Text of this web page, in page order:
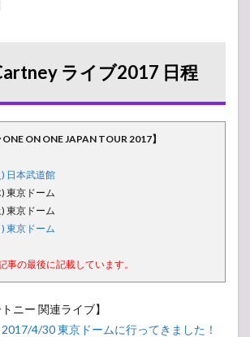
ライブ2017 日程
ON ONE JAPAN TOUR 2017】
日本武道館
東京ドーム
東京ドーム
東京ドーム
の最後に記載しています。
ニー 関連ライブ】
2017/4/30 東京ドームに行ってきました！